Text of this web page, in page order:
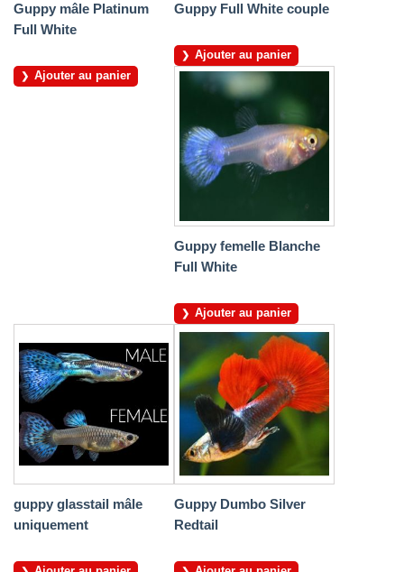
Guppy mâle Platinum
Full White
Ajouter au panier
Guppy Full White couple
Ajouter au panier
Guppy femelle Blanche
Full White
Ajouter au panier
guppy glasstail mâle
uniquement
Guppy Dumbo Silver
Redtail